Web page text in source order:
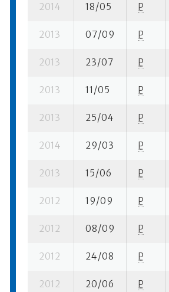
2014 18/05 P
2013 07/09 P
2013 23/07 P
2013 11/05 P
2013 25/04 P
2014 29/03 P
2013 15/06 P
2012 19/09 P
2012 08/09 P
2012 24/08 P
2012 20/06 P